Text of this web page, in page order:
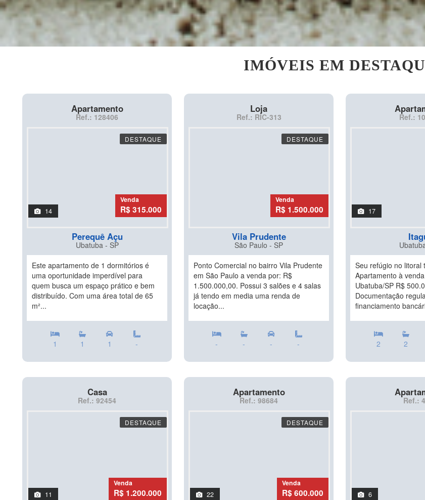
IMÓVEIS EM
Apartamento
Ref.: 128406
DESTAQUE
14
Venda
R$ 315.000
Perequê Açu
Ubatuba - SP
Este apartamento de 1 dormitórios é
uma oportunidade imperdível para
quem busca um espaço prático e bem
distribuído. Com uma área total de 65
m²...
1 1 1 -
Loja
Ref.: RIC-313
DESTAQUE
Venda
R$ 1.500.000
Vila Prudente
São Paulo - SP
Ponto Comercial no bairro Vila Prudente
em São Paulo a venda por: R$
1.500.000,00. Possui 3 salões e 4 salas
já tendo em media uma renda de
locação...
- - - -
Ref.:
17
Seu refúgio no litoral
Apartamento à
Ubatuba/SP R$
Documentação
financiamento
2 2
Casa
Ref.: 92454
DESTAQUE
11
Venda
R$ 1.200.000
Apartamento
Ref.: 98684
DESTAQUE
22
Venda
R$ 600.000
Ref.:
6